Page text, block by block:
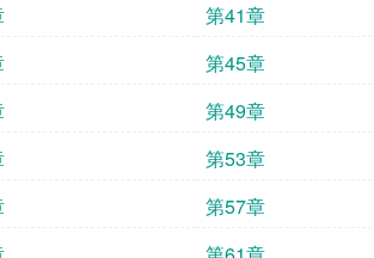
第41章
第45章
第49章
第53章
第57章